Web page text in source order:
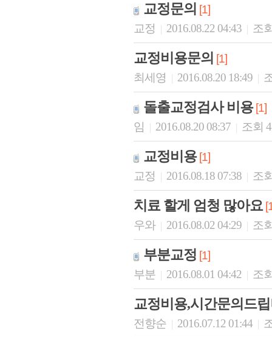
교정문의 [1]
교정
2016.08.22 04:43 조
교정비용문의 [1]
최세영
2016.08.20 18:49
돌출교정검사 비용 [1]
임
2016.08.20 08:37 조회
교정비용 [1]
교정
2016.08.18 07:38 조
치료 할게 엄청 많아요
우와
2016.08.02 04:29 조
부분교정 [1]
부분
2016.08.01 04:42 조
교정비용,시간문의드
전향순 2016.07.12 01:44